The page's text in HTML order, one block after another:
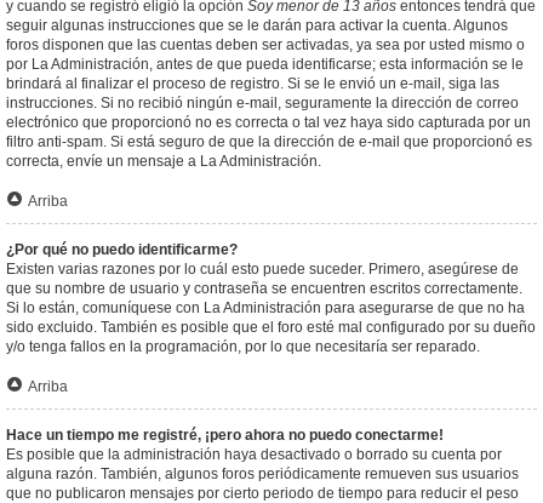
y cuando se registró eligió la opción Soy menor de 13 años entonces tendrá que
seguir algunas instrucciones que se le darán para activar la cuenta. Algunos
foros disponen que las cuentas deben ser activadas, ya sea por usted mismo o
por La Administración, antes de que pueda identificarse; esta información se le
brindará al finalizar el proceso de registro. Si se le envió un e-mail, siga las
instrucciones. Si no recibió ningún e-mail, seguramente la dirección de correo
electrónico que proporcionó no es correcta o tal vez haya sido capturada por un
filtro anti-spam. Si está seguro de que la dirección de e-mail que proporcionó es
correcta, envíe un mensaje a La Administración.
Arriba
¿Por qué no puedo identificarme?
Existen varias razones por lo cuál esto puede suceder. Primero, asegúrese de
que su nombre de usuario y contraseña se encuentren escritos correctamente.
Si lo están, comuníquese con La Administración para asegurarse de que no ha
sido excluido. También es posible que el foro esté mal configurado por su dueño
y/o tenga fallos en la programación, por lo que necesitaría ser reparado.
Arriba
Hace un tiempo me registré, ¡pero ahora no puedo conectarme!
Es posible que la administración haya desactivado o borrado su cuenta por
alguna razón. También, algunos foros periódicamente remueven sus usuarios
que no publicaron mensajes por cierto periodo de tiempo para reducir el peso